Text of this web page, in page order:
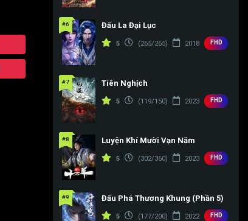
#6 Đấu La Đại Lục
5 (265/265) 2018 FHD
#7 Tiên Nghịch
5 (119/150) 2023 FHD
#8 Luyện Khí Mười Vạn Năm
5 (302/360) 2023 FHD
#9 Đấu Phá Thương Khung (Phần 5)
5 (177/200) 2022 FHD